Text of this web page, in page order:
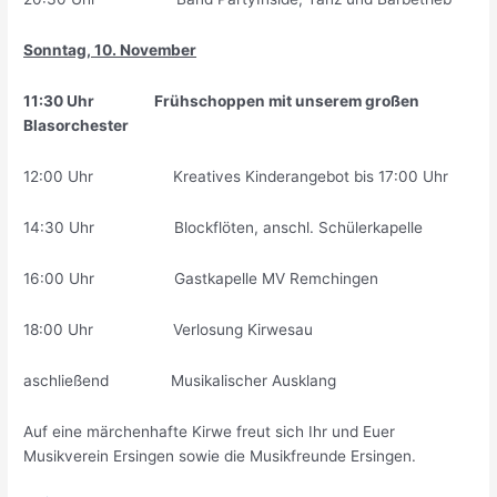
Sonntag, 10. November
11:30 Uhr Frühschoppen mit unserem großen
Blasorchester
12:00 Uhr Kreatives Kinderangebot bis 17:00 Uhr
14:30 Uhr Blockflöten, anschl. Schülerkapelle
16:00 Uhr Gastkapelle MV Remchingen
18:00 Uhr Verlosung Kirwesau
aschließend Musikalischer Ausklang
Auf eine märchenhafte Kirwe freut sich Ihr und Euer
Musikverein Ersingen sowie die Musikfreunde Ersingen.